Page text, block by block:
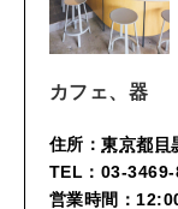
カフェ、器
住所：東京都目
TEL：03-
営業時間：